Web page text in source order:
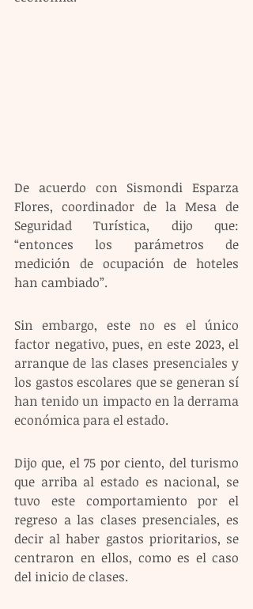
De acuerdo con Sismondi Esparza
Flores, coordinador de la Mesa de
Seguridad Turística, dijo que:
“entonces los parámetros de
medición de ocupación de hoteles
han cambiado”.
Sin embargo, este no es el único
factor negativo, pues, en este 2023, el
arranque de las clases presenciales y
los gastos escolares que se generan sí
han tenido un impacto en la derrama
económica para el estado.
Dijo que, el 75 por ciento, del turismo
que arriba al estado es nacional, se
tuvo este comportamiento por el
regreso a las clases presenciales, es
decir al haber gastos prioritarios, se
centraron en ellos, como es el caso
del inicio de clases.